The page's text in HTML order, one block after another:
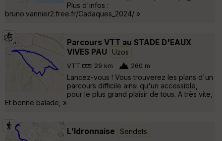
Plus d'infos :
bruno.vannier2.free.fr/Cadaques_2024/ »
Parcours VTT au STADE D'EAUX
VIVES PAU
Uzos
VTT 29 km 260 m
Lancez-vous ! Vous trouverez les plans d'un
parcours difficile ainsi qu'un accessible,
pour le plus grand plaisir de tous. A très vite,
Et bonne balade, »
L'Idronnaise Sendets